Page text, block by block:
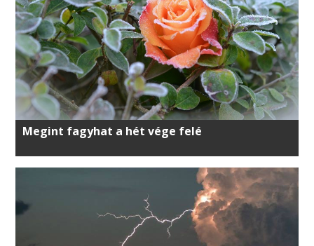
Megint fagyhat a hét vége felé